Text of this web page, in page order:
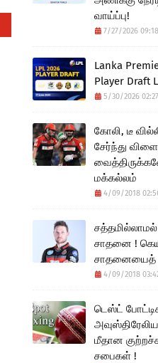
வாய்ப்பு!
7/27/2026
Lanka
Player Draft
5/30/2026
கோலி, டீ
சேர்ந்து
மக்கல்லம்
4/09/2018
சாதனை !
சாதனையைத்
4/09/2018
டெஸ்ட்
மீதான
சபைகள் !